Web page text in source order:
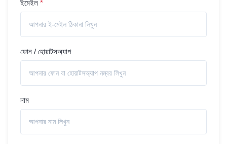
ইমেইল *
ফোন / হোয়াটসঅ্যাপ
নাম